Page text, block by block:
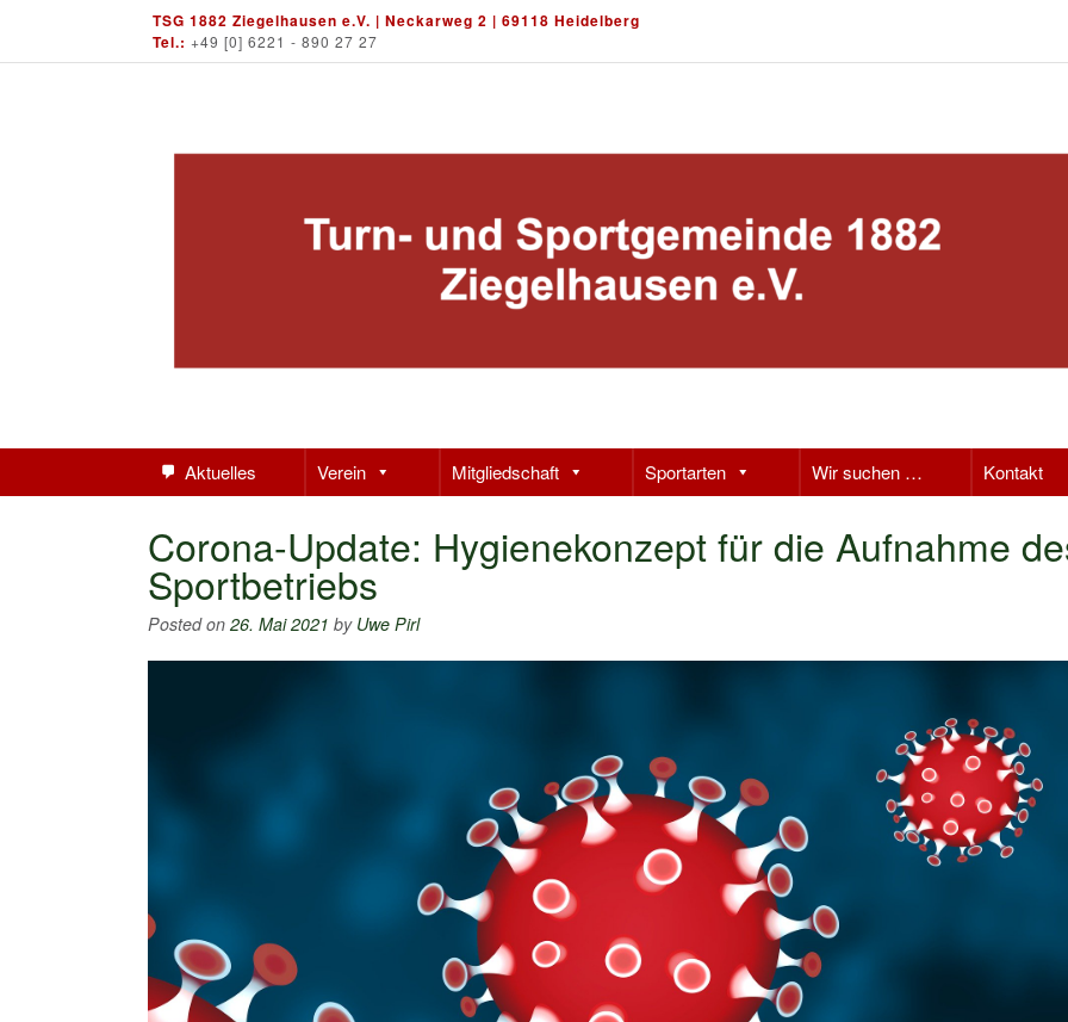
content
TSG 1882 Ziegelhausen e.V. | Neckarweg 2 | 69118 Heidelberg
Tel.: +49 [0] 6221 - 890 27 27
Aktuelles Verein Mitgliedschaft Sportarten Wir suchen … Kontakt
Corona-Update: Hygienekonzept für die Aufnahme
Sportbetriebs
Posted on 26. Mai 2021 by Uwe Pirl